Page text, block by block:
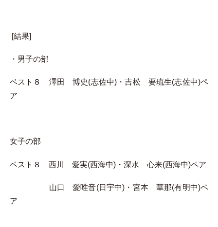
[結果]
・男子の部
ベスト８ 澤田 博史(志佐中)・吉松 要琉生(志佐中)ペ
ア
女子の部
ベスト８ 西川 愛実(西海中)・深水 心来(西海中)ペア
山口 愛唯音(日宇中)・宮本 華那(有明中)ペ
ア